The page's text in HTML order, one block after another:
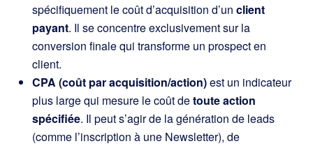
spécifiquement le coût d’acquisition d’un client
payant. Il se concentre exclusivement sur la
conversion finale qui transforme un prospect en
client.
CPA (coût par acquisition/action)est un indicateur
plus large qui mesure le coût detoute action
spécifiée. Il peut s’agir de la génération de leads
(comme l’inscription à une Newsletter), de